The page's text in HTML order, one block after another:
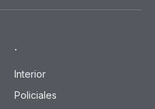
(Twitter)
.
Interior
Policiales